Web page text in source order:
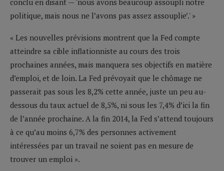
politique, mais nous ne l’avons pas assez assouplie’.' »
« Les nouvelles prévisions montrent que la Fed compte
atteindre sa cible inflationniste au cours des trois
prochaines années, mais manquera ses objectifs en matière
d’emploi, et de loin. La Fed prévoyait que le chômage ne
passerait pas sous les 8,2% cette année, juste un peu au-
dessous du taux actuel de 8,5%, ni sous les 7,4% d’ici la fin
de l’année prochaine. A la fin 2014, la Fed s’attend toujours
à ce qu’au moins 6,7% des personnes activement
intéressées par un travail ne soient pas en mesure de
trouver un emploi ».